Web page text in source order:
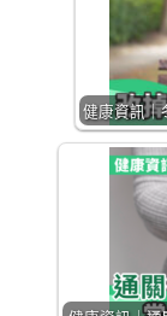
健康資訊｜